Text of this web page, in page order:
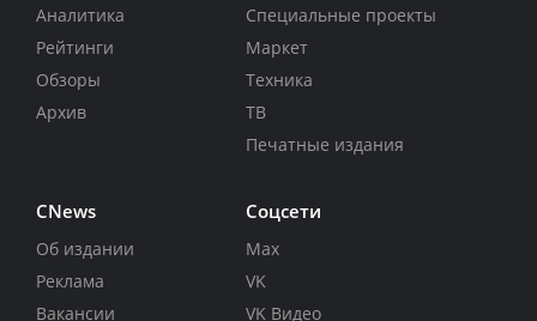
Аналитика
Рейтинги
Обзоры
Архив
Специальные проекты
Маркет
Техника
ТВ
Печатные издания
CNews
Об издании
Реклама
Вакансии
Соцсети
Max
VK
VK Видео